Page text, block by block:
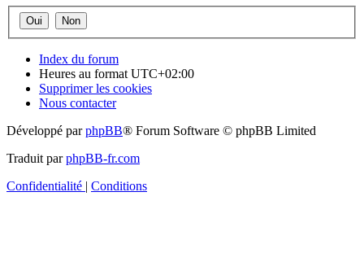
Index du forum
Heures au format UTC+02:00
Supprimer les cookies
Nous contacter
Développé parphpBB® Forum Software © phpBB Limited
Traduit parphpBB-fr.com
Confidentialité | Conditions